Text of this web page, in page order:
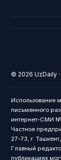
© 2026 UzDaily
Использование
письменного
интернет-СМИ №
Частное
27-73, г.
Главный
публикациях